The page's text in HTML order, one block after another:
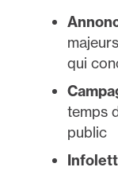
qui
temps
public